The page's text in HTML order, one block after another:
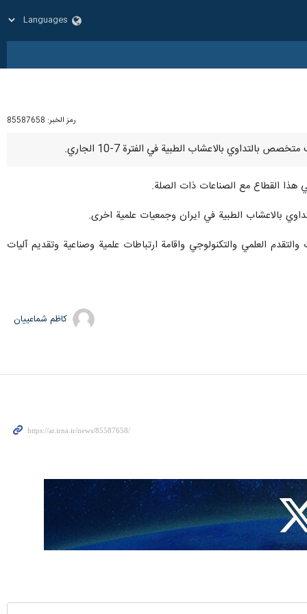
رمز الخبر: 85587658
بالاعشاب الطبية في ايران وجمعيات علمية اخرى.
العلمي والتكنولوجي واقامة ارتباطات علمية وصناعية وتقديم آليات
کاظم شماعییان